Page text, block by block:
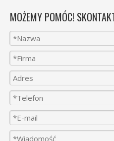
MOŻEMY POMÓC!